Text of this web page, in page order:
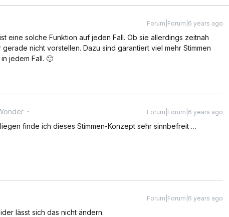
Forum|Forum|6 years ago
eine solche Funktion auf jeden Fall. Ob sie allerdings zeitnah
nicht vorstellen. Dazu sind garantiert viel mehr Stimmen
jedem Fall. 🙂
Forum|Forum|6 years ago
finde ich dieses Stimmen-Konzept sehr sinnbefreit …
Forum|Forum|6 years ago
lässt sich das nicht ändern.